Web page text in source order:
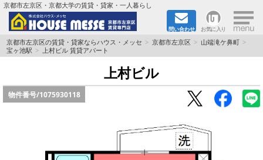
京都市左京区・京都大学の賃貸・貸家・一人暮らし
問い合わせ お気に入り ×
TOPページ
地域から検索
京都大学＆京都芸術大学生さんに
書類DL & 入居者さまへ
京都市左京区の賃貸・貸家ならハウス・メッセ 京都市左京区
山端滝ケ鼻町
宝ヶ池駅
上村ビル 賃貸アパート
上村ビル
物件番号/1075930118